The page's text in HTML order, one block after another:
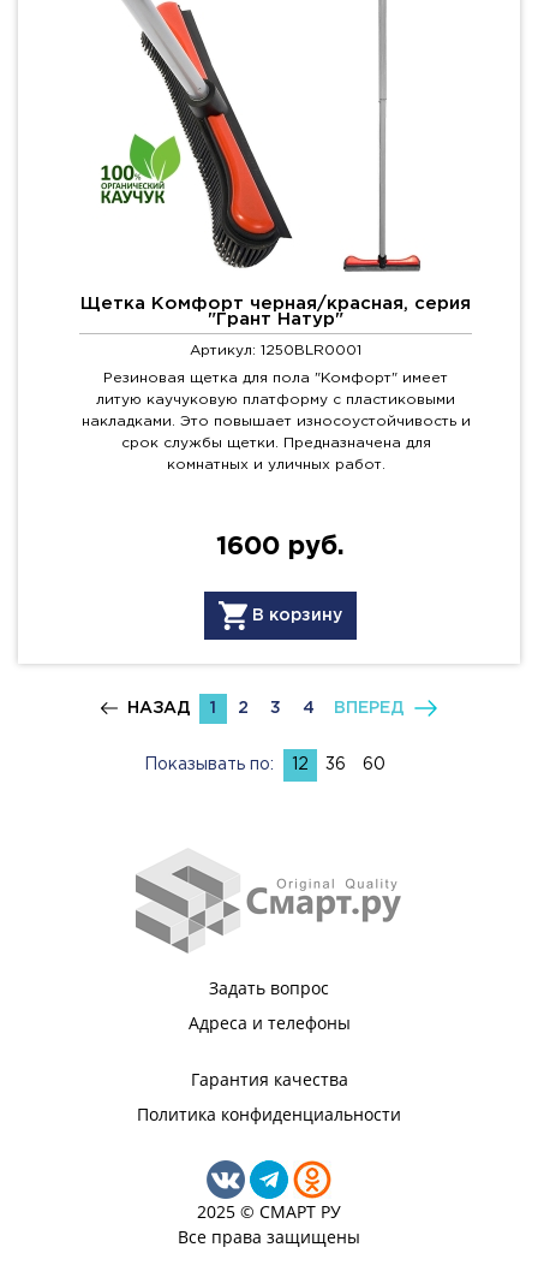
Щетка Комфорт черная/красная, серия
"Грант Натур"
Артикул: 1250BLR0001
Резиновая щетка для пола "Комфорт" имеет
литую каучуковую платформу с пластиковыми
накладками. Это повышает износоустойчивость и
срок службы щетки. Предназначена для
комнатных и уличных работ.
1600 руб.
В корзину
НАЗАД 1 2 3 4 ВПЕРЕД
Показывать по: 12 36 60
Задать вопрос
Адреса и телефоны
Гарантия качества
Политика конфиденциальности
2025 © СМАРТ РУ
Все права защищены